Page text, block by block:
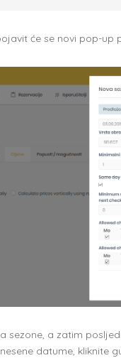
će se novi pop-up
sezone, a zatim
datume, kliknite